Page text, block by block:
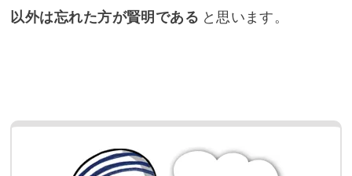
以外は忘れた方が賢明である と思います。